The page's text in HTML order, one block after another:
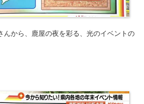
んから、鹿屋の夜を彩る、光のイベントの